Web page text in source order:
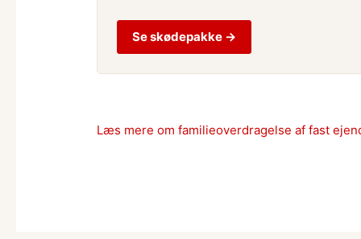
Se skødepakke →
Læs mere om familieoverdragelse af fast